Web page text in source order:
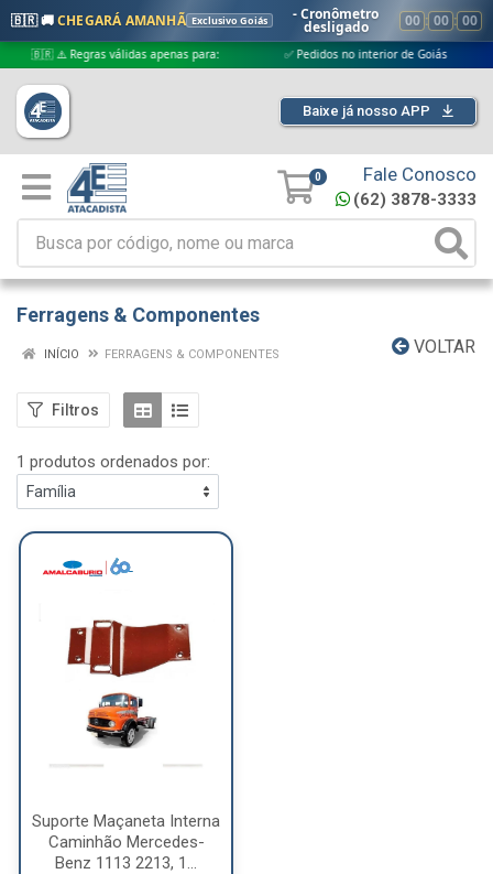
🇧🇷 🚚CHEGARÁ AMANHÃ Exclusivo Goiás - Cronômetro
desligado 00 : 00 : 00
⚠️ Regras válidas apenas para: ✅ Pedidos no interior de Goiás
Baixe já nosso APP
0 Fale Conosco
(62) 3878-3333
Ferragens & Componentes
VOLTAR
INÍCIO FERRAGENS & COMPONENTES
Filtros
1 produtos ordenados por:
Suporte Maçaneta Interna
Caminhão Mercedes-
Benz 1113 2213, 1...